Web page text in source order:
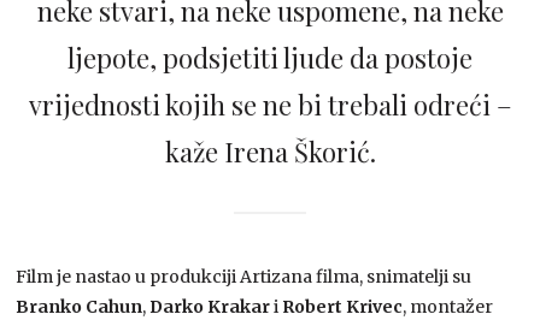
neke stvari, na neke uspomene, na neke
ljepote, podsjetiti ljude da postoje
vrijednosti kojih se ne bi trebali odreći –
kaže Irena Škorić.
Film je nastao u produkciji Artizana filma, snimatelji su
Branko Cahun, Darko Krakari Robert Krivec, montažer